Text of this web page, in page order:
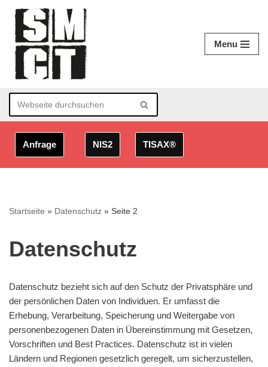
Zum
Inhalt
springen
Menu
Anfrage NIS2 TISAX®
Startseite » Datenschutz » Seite 2
Datenschutz
Datenschutz bezieht sich auf den Schutz der Privatsphäre und
der persönlichen Daten von Individuen. Er umfasst die
Erhebung, Verarbeitung, Speicherung und Weitergabe von
personenbezogenen Daten in Übereinstimmung mit Gesetzen,
Vorschriften und Best Practices. Datenschutz ist in vielen
Ländern und Regionen gesetzlich geregelt, um sicherzustellen,